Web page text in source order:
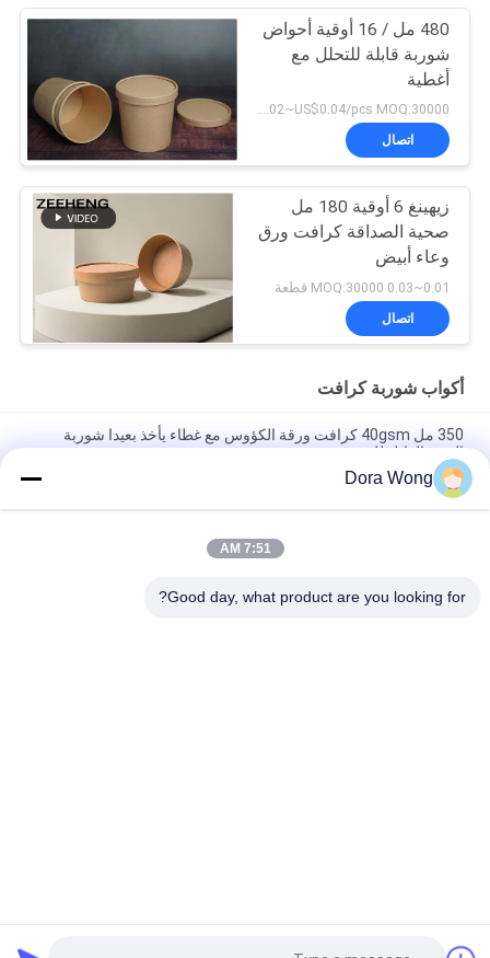
480 مل / 16 أوقية أحواض
شوربة قابلة للتحلل مع
أغطية
US$0.02~US$0.04/pcs MOQ:30000 قطعة
اتصال
زيهينغ 6 أوقية 180 مل
صحية الصداقة كرافت ورق
وعاء أبيض
0.01~0.03 MOQ:30000 قطعة
اتصال
أكواب شوربة كرافت
350 مل 40gsm كرافت ورقة الكؤوس مع غطاء يأخذ بعيدا شوربة
الورق القابل للتصرف
ورقة مطبوعة مع ورقة الغلاف
Dora Wong
7:51 AM
Good day, what product are you looking for?